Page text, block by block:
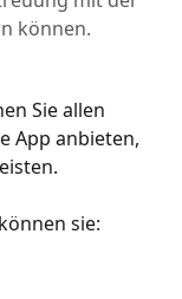
können.
Sie allen
App anbieten,
sie: